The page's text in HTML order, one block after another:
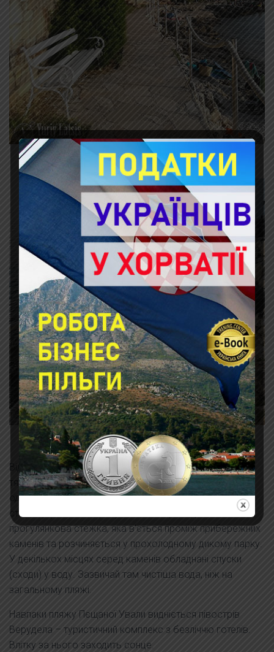
Набережна у бік лісопарку
Пляж на каменях
Від пляжу у напрямку до Пулі через Марина Веруда
тягнеться прогулянкова набережна вздовж моря з
одного боку і тінистих дерев з іншого. В протилежну
сторону (села Вінкаран) так само проходить
прогулянкова стежка, яка в'ється проміж прибережних
каменів та розчиняється у прохолодному дикому парку.
У декількох місцях серед каменів обладнані спуски
(сходи) у воду. Зазвичай там чистіша вода, ніж на
загальному пляжі.
Навпаки пляжу Пєщаної Ували видніється півострів
Верудела – туристичний комплекс з безліччю готелів.
Влітку за нього заходить сонце.